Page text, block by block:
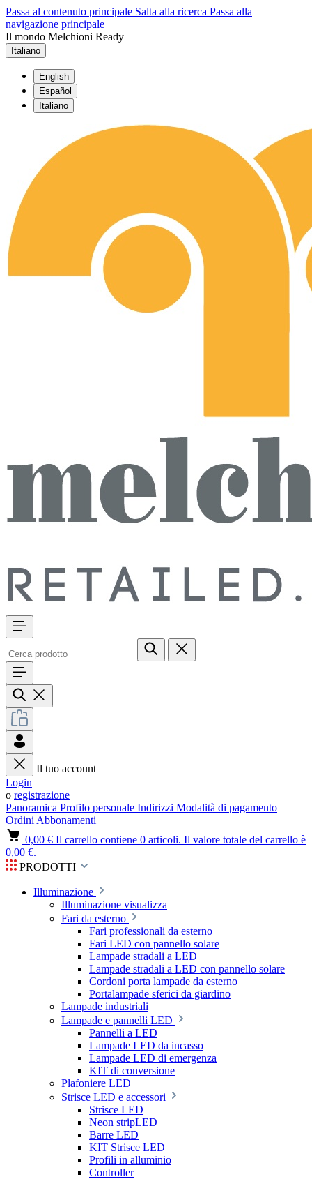
Passa al contenuto principale Salta alla ricerca Passa alla
navigazione principale
Il mondo Melchioni Ready
Italiano
English
Español
Italiano
Il tuo account
Login
o registrazione
Panoramica Profilo personale Indirizzi Modalità di pagamento
Ordini Abbonamenti
0,00 € Il carrello contiene 0 articoli. Il valore totale del carrello è
0,00 €.
PRODOTTI
Illuminazione
Illuminazione visualizza
Fari da esterno
Fari professionali da esterno
Fari LED con pannello solare
Lampade stradali a LED
Lampade stradali a LED con pannello solare
Cordoni porta lampade da esterno
Portalampade sferici da giardino
Lampade industriali
Lampade e pannelli LED
Pannelli a LED
Lampade LED da incasso
Lampade LED di emergenza
KIT di conversione
Plafoniere LED
Strisce LED e accessori
Strisce LED
Neon stripLED
Barre LED
KIT Strisce LED
Profili in alluminio
Controller